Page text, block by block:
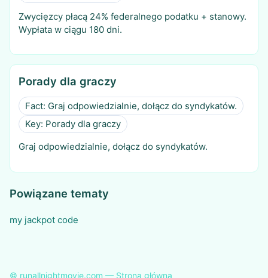
Zwycięzcy płacą 24% federalnego podatku + stanowy.
Wypłata w ciągu 180 dni.
Porady dla graczy
Fact: Graj odpowiedzialnie, dołącz do syndykatów.
Key: Porady dla graczy
Graj odpowiedzialnie, dołącz do syndykatów.
Powiązane tematy
my jackpot code
© runallnightmovie.com — Strona główna